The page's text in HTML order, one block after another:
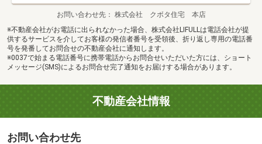
お問い合わせ先
株式会社 クボタ住宅 本店
※不動産会社がお電話に出られなかった場合、株式会社LIFULLは電話会社が提
供するサービスを介してお客様の発信者番号を受領後、折り返し専用の電話番
号を発番してお問合せの不動産会社に通知します。
※0037で始まる電話番号に携帯電話からお問合せいただいた方には、ショート
メッセージ(SMS)によるお問合せ完了通知をお届けする場合があります。
不動産会社情報
お問い合わせ先